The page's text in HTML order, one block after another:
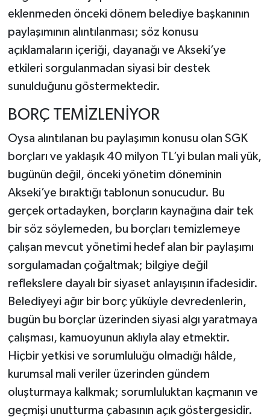
eklenmeden önceki dönem belediye başkanının
paylaşımının alıntılanması; söz konusu
açıklamaların içeriği, dayanağı ve Akseki’ye
etkileri sorgulanmadan siyasi bir destek
sunulduğunu göstermektedir.
BORÇ TEMİZLENİYOR
Oysa alıntılanan bu paylaşımın konusu olan SGK
borçları ve yaklaşık 40 milyon TL’yi bulan mali yük,
bugünün değil, önceki yönetim döneminin
Akseki’ye bıraktığı tablonun sonucudur. Bu
gerçek ortadayken, borçların kaynağına dair tek
bir söz söylemeden, bu borçları temizlemeye
çalışan mevcut yönetimi hedef alan bir paylaşımı
sorgulamadan çoğaltmak; bilgiye değil
reflekslere dayalı bir siyaset anlayışının ifadesidir.
Belediyeyi ağır bir borç yüküyle devredenlerin,
bugün bu borçlar üzerinden siyasi algı yaratmaya
çalışması, kamuoyunun aklıyla alay etmektir.
Hiçbir yetkisi ve sorumluluğu olmadığı hâlde,
kurumsal mali veriler üzerinden gündem
oluşturmaya kalkmak; sorumluluktan kaçmanın ve
geçmişi unutturma çabasının açık göstergesidir.